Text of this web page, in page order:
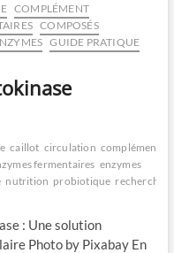
COMPLÉMENT
COMPOSÉS
GUIDE PRATIQUE
caillot circulation complément
fermentaires enzymes
nutrition probiotique recherche
: Une solution
‍Photo by Pixabay ‍En